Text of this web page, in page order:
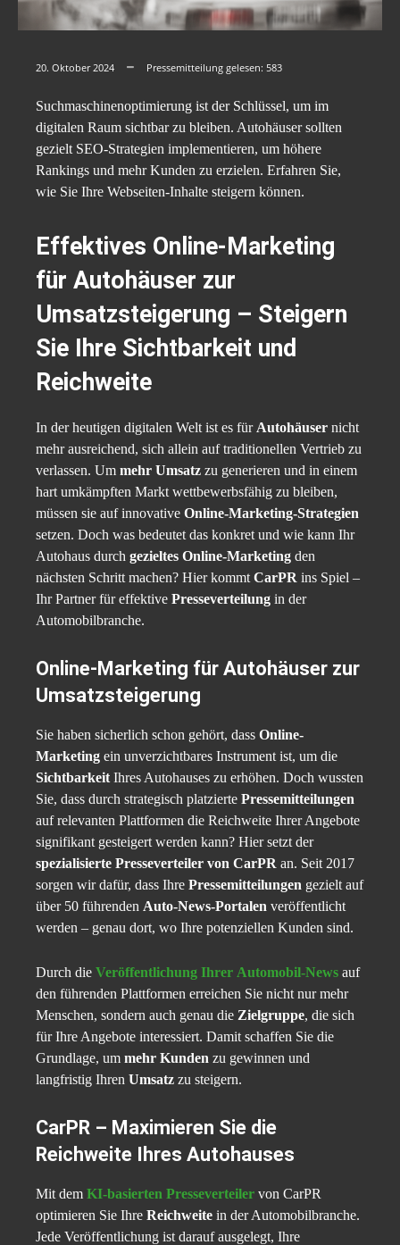
20. Oktober 2024 Pressemitteilung gelesen: 583
Suchmaschinenoptimierung ist der Schlüssel, um im
digitalen Raum sichtbar zu bleiben. Autohäuser sollten
gezielt SEO-Strategien implementieren, um höhere
Rankings und mehr Kunden zu erzielen. Erfahren Sie,
wie Sie Ihre Webseiten-Inhalte steigern können.
Effektives Online-Marketing
für Autohäuser zur
Umsatzsteigerung – Steigern
Sie Ihre Sichtbarkeit und
Reichweite
In der heutigen digitalen Welt ist es für Autohäuser nicht
mehr ausreichend, sich allein auf traditionellen Vertrieb zu
verlassen. Um mehr Umsatz zu generieren und in einem
hart umkämpften Markt wettbewerbsfähig zu bleiben,
müssen sie auf innovative Online-Marketing-Strategien
setzen. Doch was bedeutet das konkret und wie kann Ihr
Autohaus durch gezieltes Online-Marketing den
nächsten Schritt machen? Hier kommt CarPR ins Spiel –
Ihr Partner für effektive Presseverteilung in der
Automobilbranche.
Online-Marketing für Autohäuser zur
Umsatzsteigerung
Sie haben sicherlich schon gehört, dass Online-
Marketing ein unverzichtbares Instrument ist, um die
Sichtbarkeit Ihres Autohauses zu erhöhen. Doch wussten
Sie, dass durch strategisch platzierte Pressemitteilungen
auf relevanten Plattformen die Reichweite Ihrer Angebote
signifikant gesteigert werden kann? Hier setzt der
spezialisierte Presseverteiler von CarPR an. Seit 2017
sorgen wir dafür, dass Ihre Pressemitteilungen gezielt auf
über 50 führenden Auto-News-Portalen veröffentlicht
werden – genau dort, wo Ihre potenziellen Kunden sind.
Durch die Veröffentlichung Ihrer Automobil-News auf
den führenden Plattformen erreichen Sie nicht nur mehr
Menschen, sondern auch genau die Zielgruppe, die sich
für Ihre Angebote interessiert. Damit schaffen Sie die
Grundlage, um mehr Kunden zu gewinnen und
langfristig Ihren Umsatz zu steigern.
CarPR – Maximieren Sie die
Reichweite Ihres Autohauses
Mit dem KI-basierten Presseverteiler von CarPR
optimieren Sie Ihre Reichweite in der Automobilbranche.
Jede Veröffentlichung ist darauf ausgelegt, Ihre